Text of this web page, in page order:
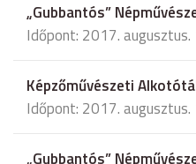
„Gubbantós”
Időpont: 2017. augusztus.
Képzőművészeti
Időpont: 2017. augusztus.
„Gubbantós”